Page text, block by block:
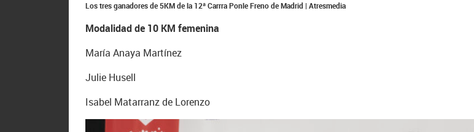
Los tres ganadores de 5KM de la 12ª Carrra Ponle Freno de Madrid | Atresmedia
Modalidad de 10 KM femenina
María Anaya Martínez
Julie Husell
Isabel Matarranz de Lorenzo